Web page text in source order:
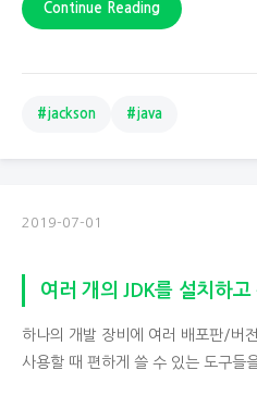
Continue Reading
#jackson #java
2019-07-01
여러 개의 JDK를 설치하고
하나의 개발 장비에 여러 배포판/버
사용할 때 편하게 쓸 수 있는 도구들